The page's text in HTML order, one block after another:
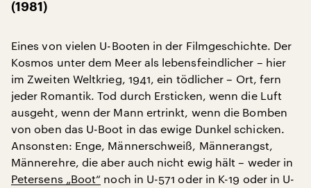
(1981)
Eines von vielen U-Booten in der Filmgeschichte. Der
Kosmos unter dem Meer als lebensfeindlicher – hier
im Zweiten Weltkrieg, 1941, ein tödlicher – Ort, fern
jeder Romantik. Tod durch Ersticken, wenn die Luft
ausgeht, wenn der Mann ertrinkt, wenn die Bomben
von oben das U-Boot in das ewige Dunkel schicken.
Ansonsten: Enge, Männerschweiß, Männerangst,
Männerehre, die aber auch nicht ewig hält – weder in
Petersens „Boot“ noch in U-571 oder in K-19 oder in U-